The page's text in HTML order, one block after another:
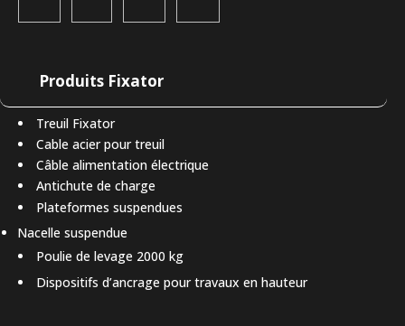
Produits Fixator
Treuil Fixator
Cable acier pour treuil
Câble alimentation électrique
Antichute de charge
Plateformes suspendues
Nacelle suspendue
Poulie de levage 2000 kg
Dispositifs d’ancrage pour travaux en hauteur